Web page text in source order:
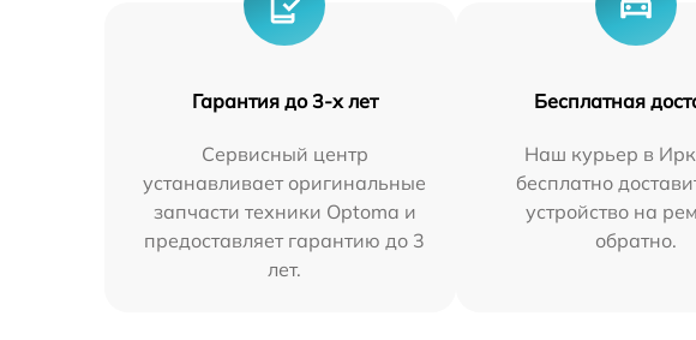
Гарантия до 3-х лет
Сервисный центр
устанавливает оригинальные
запчасти техники Optoma и
предоставляет гарантию до 3
лет.
Бесплатная
Наш курьер в
бесплатно
устройство на
обратно.